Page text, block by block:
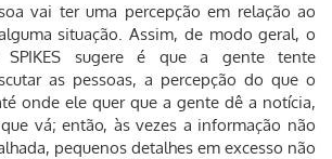
vai ter uma percepção em relação ao
situação. Assim, de modo geral, o
sugere é que a gente tente
as pessoas, a percepção do que o
onde ele quer que a gente dê a notícia,
vá; então, às vezes a informação não
pequenos detalhes em excesso não